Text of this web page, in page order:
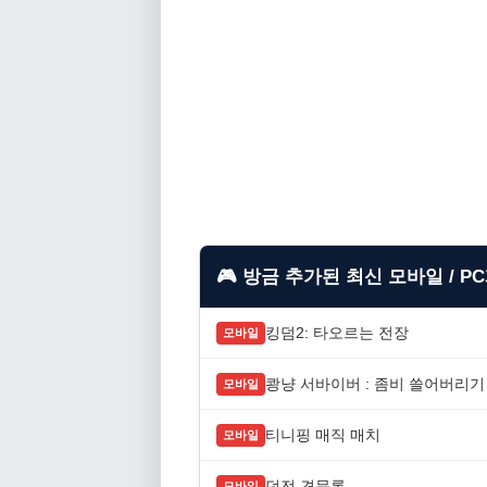
🎮 방금 추가된 최신 모바일 /
모바일 킹덤2: 타오르는 전장
모바일 쾅냥 서바이버 : 좀비 쓸어버리기
모바일 티니핑 매직 매치